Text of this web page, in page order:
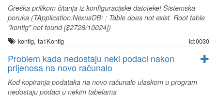
Greška prilikom čitanja iz konfiguracijske datoteke! Sistemska
poruka (TApplication:NexusDB: : Table does not exist. Root table
"konfig" not found [$2728/10024])
konfig, ta1Konfig id:0030
Problem kada nedostaju neki podaci nakon
prijenosa na novo računalo
Kod kopiranja podataka na novo računalo ulaskom u program
nedostaju podaci u nekim tabelama